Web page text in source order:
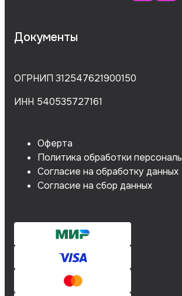
Документы
ОГРНИП 312547621900150
ИНН 540535727161
Оферта
Политика обработки
Согласие на обработку данных
Согласие на сбор данных